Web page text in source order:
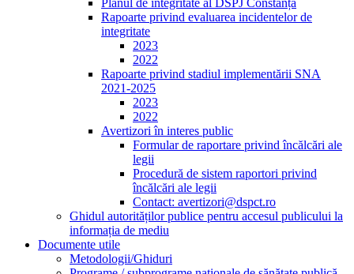
Planul de integritate al DSPJ Constanța
Rapoarte privind evaluarea incidentelor de
integritate
2023
2022
Rapoarte privind stadiul implementării SNA
2021-2025
2023
2022
Avertizori în interes public
Formular de raportare privind încălcări ale
legii
Procedură de sistem raportori privind
încălcări ale legii
Contact: avertizori@dspct.ro
Ghidul autorităților publice pentru accesul publicului la
informația de mediu
Documente utile
Metodologii/Ghiduri